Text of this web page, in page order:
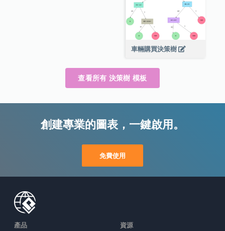
車輛購買決策樹
查看所有 決策樹 模板
創建專業的圖表，一鍵啟用。
免費使用
產品 資源